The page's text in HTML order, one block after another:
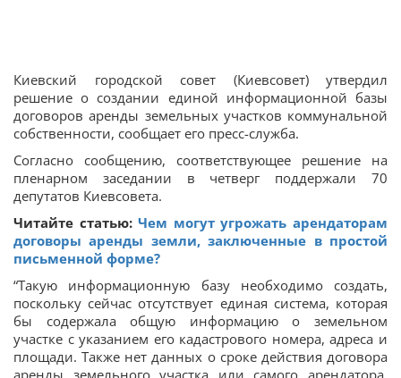
Киевский городской совет (Киевсовет) утвердил
решение о создании единой информационной базы
договоров аренды земельных участков коммунальной
собственности, сообщает его пресс-служба.
Согласно сообщению, соответствующее решение на
пленарном заседании в четверг поддержали 70
депутатов Киевсовета.
Читайте статью:Чем могут угрожать арендаторам
договоры аренды земли, заключенные в простой
письменной форме?
“Такую информационную базу необходимо создать,
поскольку сейчас отсутствует единая система, которая
бы содержала общую информацию о земельном
участке с указанием его кадастрового номера, адреса и
площади. Также нет данных о сроке действия договора
аренды земельного участка или самого арендатора,